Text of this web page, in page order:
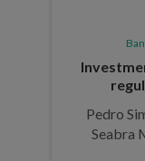
Pedro
Seabra